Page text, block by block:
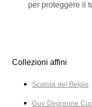
per proteggere il
Collezioni affini
Scatola del Belgio
Guy Degrenne